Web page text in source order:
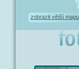
zobrazit větší mapu